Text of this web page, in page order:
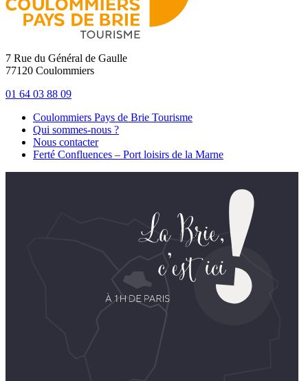
7 Rue du Général de Gaulle
77120 Coulommiers
01 64 03 88 09
Coulommiers Pays de Brie Tourisme
Qui sommes-nous ?
Nous contacter
Ferté Confluences – Port loisirs de la Marne